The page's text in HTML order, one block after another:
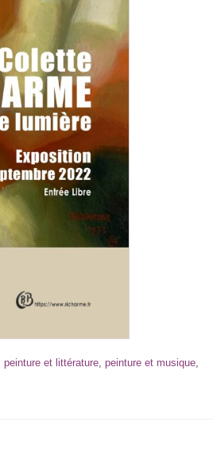
peinture et littérature, peinture et musique,